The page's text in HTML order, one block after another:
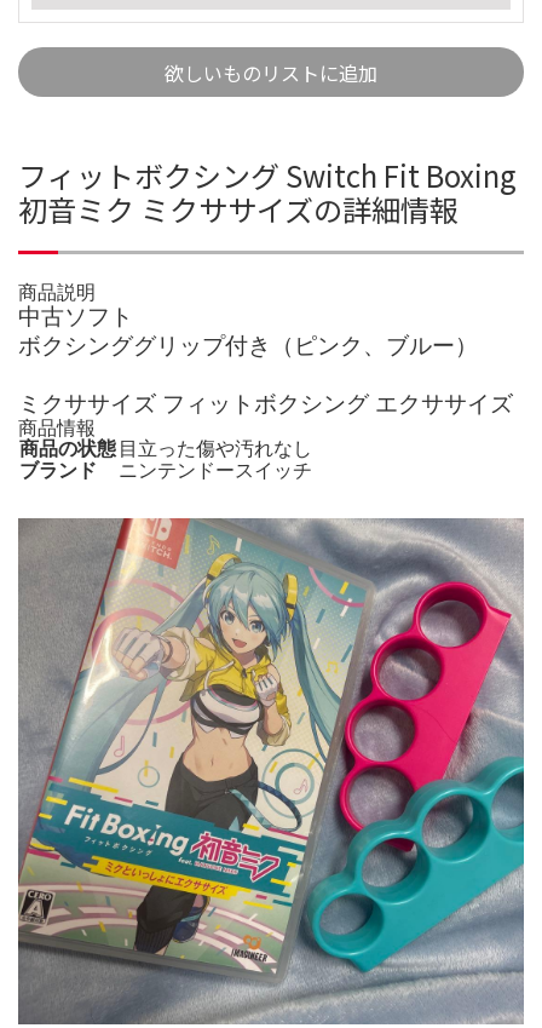
欲しいものリストに追加
フィットボクシング Switch Fit Boxing
初音ミク ミクササイズの詳細情報
商品説明
中古ソフト
ボクシンググリップ付き（ピンク、ブルー）
ミクササイズ フィットボクシング エクササイズ
商品情報
商品の状態 目立った傷や汚れなし
ブランド
ニンテンドースイッチ